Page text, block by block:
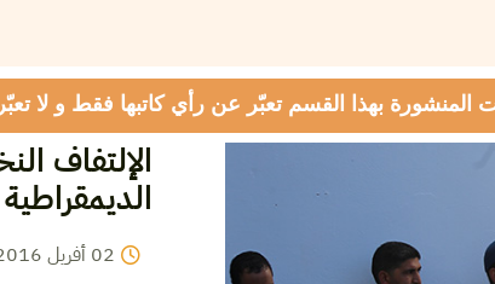
المنشورة بهذا القسم تعبّر عن رأي كاتبها فقط و لا
الإلتفاف
02 أفريل